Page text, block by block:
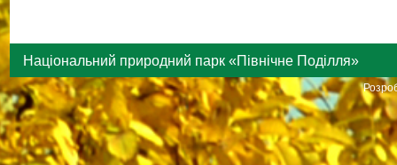
Національний природний парк «Північне Поділля»